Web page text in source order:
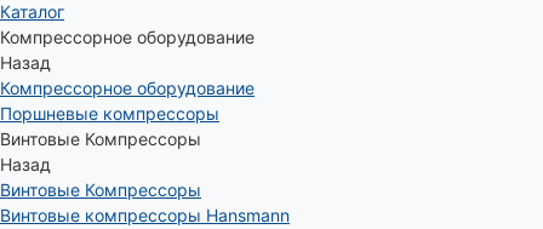
Каталог
Компрессорное оборудование
Назад
Компрессорное оборудование
Поршневые компрессоры
Винтовые Компрессоры
Назад
Винтовые Компрессоры
Винтовые компрессоры Hansmann